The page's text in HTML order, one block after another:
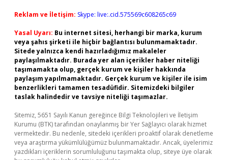
Reklam ve İletişim: Skype: live:.cid.575569c608265c69
Yasal Uyarı: Bu internet sitesi, herhangi bir marka, kurum
veya şahıs şirketi ile hiçbir bağlantısı bulunmamaktadır.
Sitede yalnızca kendi hazırladığımız makaleler
paylaşılmaktadır. Burada yer alan içerikler haber niteliği
taşımamakta olup, gerçek kurum ve kişiler hakkında
paylaşım yapılmamaktadır. Gerçek kurum ve kişiler ile isim
benzerlikleri tamamen tesadüfidir. Sitemizdeki bilgiler
taslak halindedir ve tavsiye niteliği taşımazlar.
Sitemiz, 5651 Sayılı Kanun gereğince Bilgi Teknolojileri ve İletişim
Kurumu (BTK) tarafından onaylanmış bir Yer Sağlayıcı olarak hizmet
vermektedir. Bu nedenle, sitedeki içerikleri proaktif olarak denetleme
veya araştırma yükümlülüğümüz bulunmamaktadır. Ancak, üyelerimiz
yazdıkları içeriklerin sorumluluğunu taşımakta olup, siteye üye olarak